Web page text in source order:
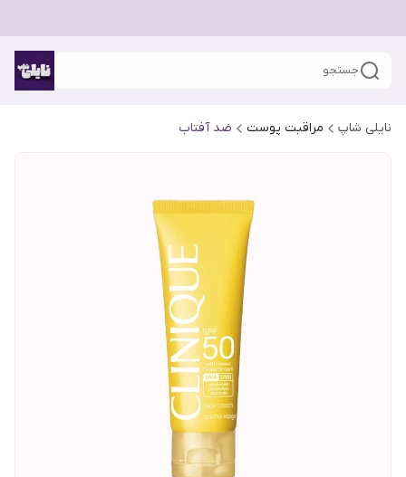
جستجو
نایلی شاپ مراقبت پوست ضد آفتاب